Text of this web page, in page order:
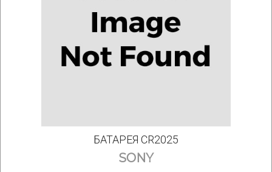
БАТАРЕЯ CR2025
SONY